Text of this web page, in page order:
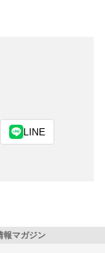
LINE
報マガジン